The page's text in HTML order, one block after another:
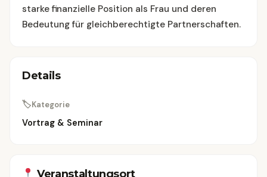
starke finanzielle Position als Frau und deren
Bedeutung für gleichberechtigte Partnerschaften.
Details
🏷Kategorie
Vortrag & Seminar
Veranstaltungsort